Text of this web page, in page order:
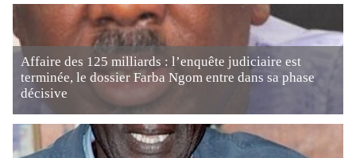
Affaire des 125 milliards : l’enquête judiciaire est
terminée, le dossier Farba Ngom entre dans sa phase
décisive